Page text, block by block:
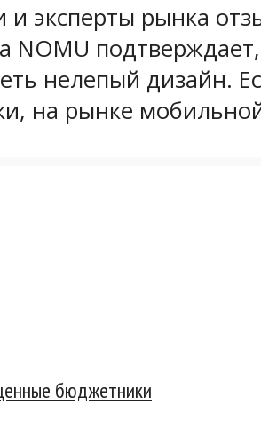
эксперты рынка
NOMU
нелепый дизайн.
на рынке
бюджетники